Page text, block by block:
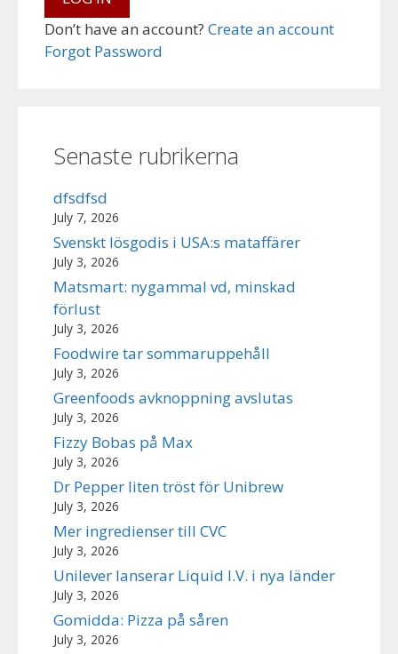
Don’t have an account? Create an account
Forgot Password
Senaste rubrikerna
dfsdfsd
July 7, 2026
Svenskt lösgodis i USA:s mataffärer
July 3, 2026
Matsmart: nygammal vd, minskad
förlust
July 3, 2026
Foodwire tar sommaruppehåll
July 3, 2026
Greenfoods avknoppning avslutas
July 3, 2026
Fizzy Bobas på Max
July 3, 2026
Dr Pepper liten tröst för Unibrew
July 3, 2026
Mer ingredienser till CVC
July 3, 2026
Unilever lanserar Liquid I.V. i nya länder
July 3, 2026
Gomidda: Pizza på såren
July 3, 2026